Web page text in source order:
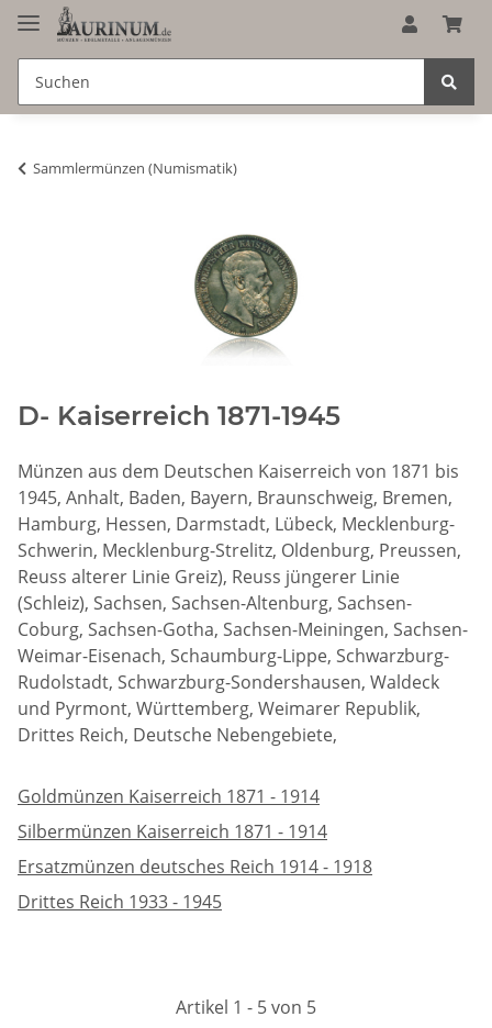
Sammlermünzen (Numismatik)
D- Kaiserreich 1871-1945
Münzen aus dem Deutschen Kaiserreich von 1871 bis
1945, Anhalt, Baden, Bayern, Braunschweig, Bremen,
Hamburg, Hessen, Darmstadt, Lübeck, Mecklenburg-
Schwerin, Mecklenburg-Strelitz, Oldenburg, Preussen,
Reuss alterer Linie Greiz), Reuss jüngerer Linie
(Schleiz), Sachsen, Sachsen-Altenburg, Sachsen-
Coburg, Sachsen-Gotha, Sachsen-Meiningen, Sachsen-
Weimar-Eisenach, Schaumburg-Lippe, Schwarzburg-
Rudolstadt, Schwarzburg-Sondershausen, Waldeck
und Pyrmont, Württemberg, Weimarer Republik,
Drittes Reich, Deutsche Nebengebiete,
Goldmünzen Kaiserreich 1871 - 1914
Silbermünzen Kaiserreich 1871 - 1914
Ersatzmünzen deutsches Reich 1914 - 1918
Drittes Reich 1933 - 1945
Artikel 1 - 5 von 5